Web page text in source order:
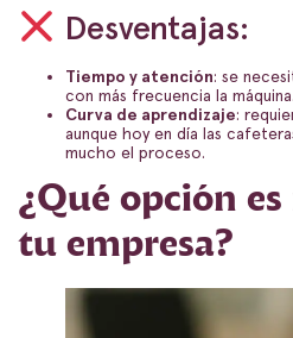
Desventajas:
Tiempo y atención: se
con más frecuencia la máquina.
Curva de aprendizaje:
aunque hoy en día las
mucho el proceso.
¿Qué opción
tu empresa?